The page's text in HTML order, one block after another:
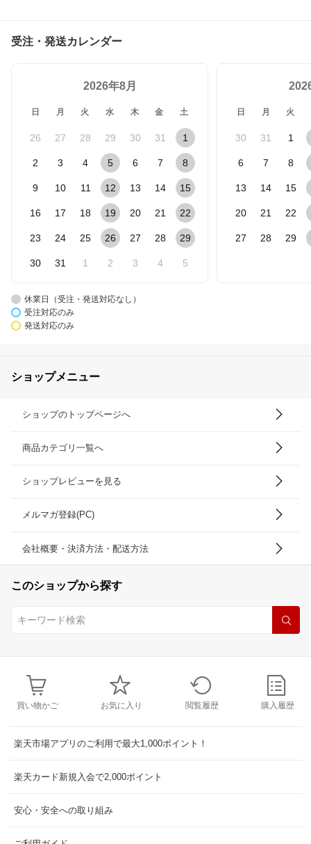
受注・発送カレンダー
2026年8月
日 月 火 水 木 金 土
26 27 28 29 30 31 1
2 3 4 5 6 7 8
9 10 11 12 13 14 15
16 17 18 19 20 21 22
23 24 25 26 27 28 29
30 31 1 2 3 4 5
日 月 火
30 31 1
6 7 8
13 14 15
20 21 22
27 28 29
休業日（受注・発送対応なし）
受注対応のみ
発送対応のみ
ショップメニュー
ショップのトップページへ
商品カテゴリ一覧へ
ショップレビューを見る
メルマガ登録(PC)
会社概要・決済方法・配送方法
このショップから探す
買い物かご お気に入り 閲覧履歴 購入履歴
楽天市場アプリのご利用で最大1,000ポイント！
楽天カード新規入会で2,000ポイント
安心・安全への取り組み